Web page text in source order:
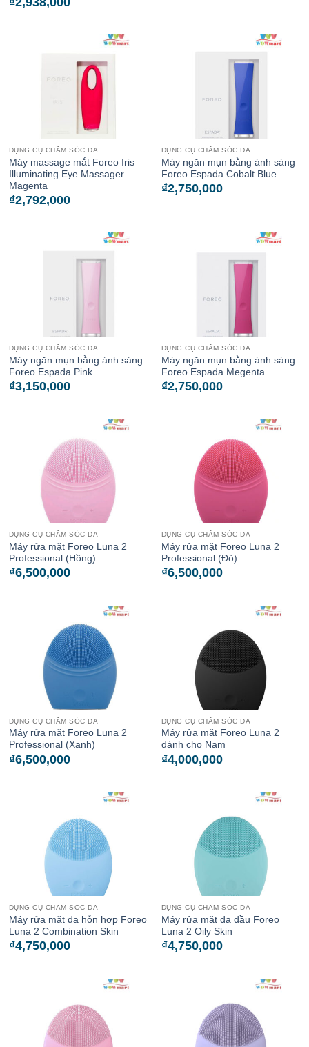
DỤNG CỤ CHĂM SÓC DA
Máy massage mắt Foreo Iris
Illuminating Eye Massager
Magenta
₫2,792,000
DỤNG CỤ CHĂM SÓC DA
Máy ngăn mụn bằng ánh sáng
Foreo Espada Cobalt Blue
₫2,750,000
DỤNG CỤ CHĂM SÓC DA
Máy ngăn mụn bằng ánh sáng
Foreo Espada Pink
₫3,150,000
DỤNG CỤ CHĂM SÓC DA
Máy ngăn mụn bằng ánh sáng
Foreo Espada Megenta
₫2,750,000
DỤNG CỤ CHĂM SÓC DA
Máy rửa mặt Foreo Luna 2
Professional (Hồng)
₫6,500,000
DỤNG CỤ CHĂM SÓC DA
Máy rửa mặt Foreo Luna 2
Professional (Đỏ)
₫6,500,000
DỤNG CỤ CHĂM SÓC DA
Máy rửa mặt Foreo Luna 2
Professional (Xanh)
₫6,500,000
DỤNG CỤ CHĂM SÓC DA
Máy rửa mặt Foreo Luna 2
dành cho Nam
₫4,000,000
DỤNG CỤ CHĂM SÓC DA
Máy rửa mặt da hỗn hợp Foreo
Luna 2 Combination Skin
₫4,750,000
DỤNG CỤ CHĂM SÓC DA
Máy rửa mặt da dầu Foreo
Luna 2 Oily Skin
₫4,750,000